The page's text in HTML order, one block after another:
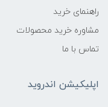
راهنمای خرید
مشاوره خرید محصولات
تماس با ما
اپلیکیشن اندروید